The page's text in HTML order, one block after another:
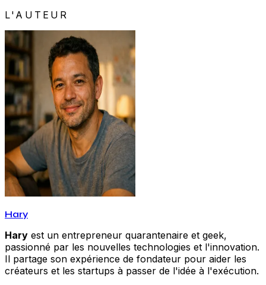
L'AUTEUR
Hary
Hary est un entrepreneur quarantenaire et geek,
passionné par les nouvelles technologies et l'innovation.
Il partage son expérience de fondateur pour aider les
créateurs et les startups à passer de l'idée à l'exécution.